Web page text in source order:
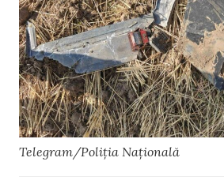
Telegram/Poliția Națională